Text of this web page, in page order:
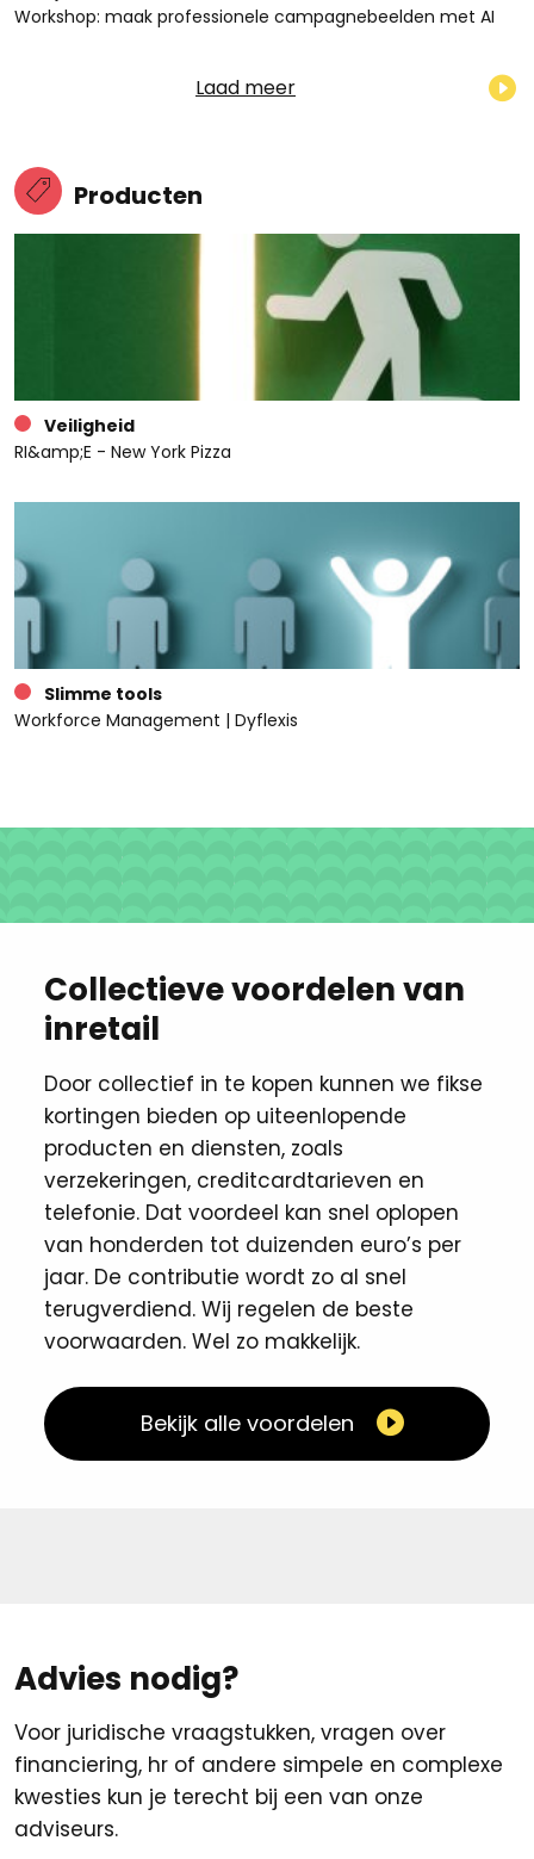
Workshop: maak professionele campagnebeelden met AI
Laad meer
Producten
Veiligheid
RI&amp;E - New York Pizza
Slimme tools
Workforce Management | Dyflexis
Collectieve voordelen van
inretail
Door collectief in te kopen kunnen we fikse
kortingen ​bieden op uiteenlopende
producten en diensten, zoals
verzekeringen, creditcardtarieven en
telefonie. Dat voordeel kan snel oplopen
van honderden tot duizenden euro’s per
jaar. De contributie wordt zo al snel
terugverdiend. Wij regelen de beste
voorwaarden. Wel zo makkelijk. ​
Bekijk alle voordelen
Advies nodig?
Voor juridische vraagstukken, vragen over
financiering, hr of andere simpele en complexe
kwesties kun je terecht bij een van onze
adviseurs.